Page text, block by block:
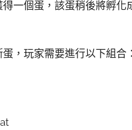
一個蛋，該蛋稍後將孵
，玩家需要進行以下組合